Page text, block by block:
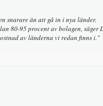
snarare än att gå in i nya länder.
80-95 procent av bolagen, säger
av länderna vi redan finns i."